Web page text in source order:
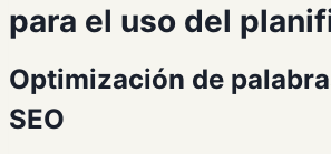
para el uso del
Optimización de
SEO